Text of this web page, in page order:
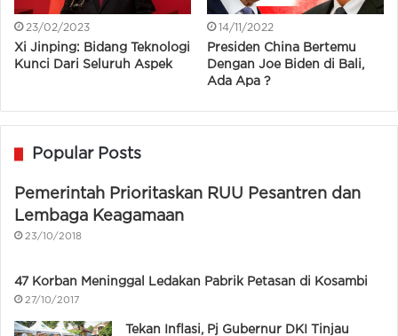
23/02/2023
Xi Jinping: Bidang Teknologi
Kunci Dari Seluruh Aspek
14/11/2022
Presiden China Bertemu
Dengan Joe Biden di Bali,
Ada Apa ?
Popular Posts
Pemerintah Prioritaskan RUU Pesantren dan
Lembaga Keagamaan
23/10/2018
47 Korban Meninggal Ledakan Pabrik Petasan di Kosambi
27/10/2017
Tekan Inflasi, Pj Gubernur DKI Tinjau